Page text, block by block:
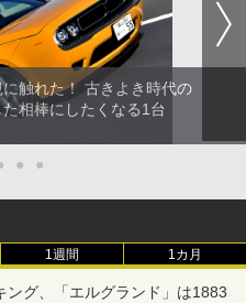
触れた！ 古きよき時代の
相棒にしたくなる1台
● ●
1週間 1カ月
グ、「エルグランド」は1883